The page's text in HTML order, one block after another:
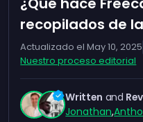
recopilados de
Actualizado el May 10, 2025
Nuestro proceso editorial
Written and
Jonathan,